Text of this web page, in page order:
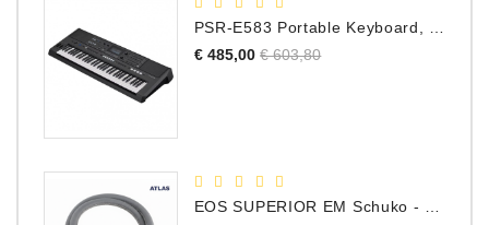
€ 485,00 Normale
€ 603,80Prijs
EOS SUPERIOR EM Schuko - C15 - Netstroom Kabel, 1.0 Meter